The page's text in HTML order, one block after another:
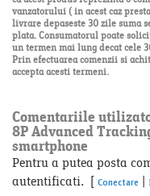
vanzatorului ( in acest caz
livrare depaseste 30 zile suma
plata. Consumatorul poate
un termen mai lung decat cele
Prin efectuarea comenzii si
accepta acesti termeni.
Comentariile
8P Advanced
smartphone
Pentru a putea posta
autentificati. [ Conectare |